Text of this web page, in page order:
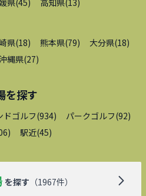
県(18) 熊本県(79) 大分県(18)
縄県(27)
を探す
ドゴルフ(934) パークゴルフ(92)
) 駅近(45)
を探す （1967件）